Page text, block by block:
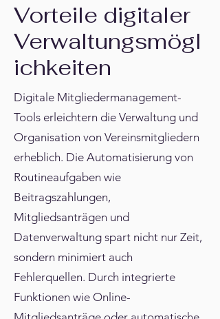
Vorteile digitaler
Verwaltungsmögl
ichkeiten
Digitale Mitgliedermanagement-
Tools erleichtern die Verwaltung und
Organisation von Vereinsmitgliedern
erheblich. Die Automatisierung von
Routineaufgaben wie
Beitragszahlungen,
Mitgliedsanträgen und
Datenverwaltung spart nicht nur Zeit,
sondern minimiert auch
Fehlerquellen. Durch integrierte
Funktionen wie Online-